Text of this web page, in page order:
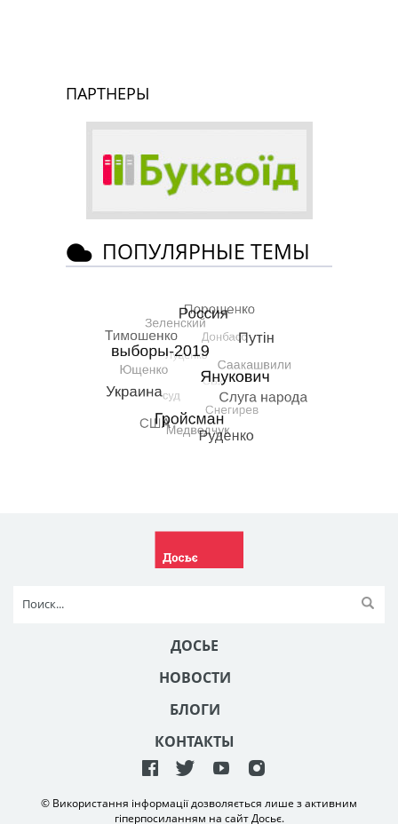
ПАРТНЕРЫ
ПОПУЛЯРНЫЕ ТЕМЫ
ДОСЬЕ
НОВОСТИ
БЛОГИ
КОНТАКТЫ
© Використання інформації дозволяється лише з активним
гіперпосиланням на сайт Досьє.